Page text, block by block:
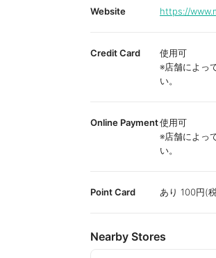
Website https://
Credit Card
使用可
※店舗によっ
い。
Online Payment使用可
※店舗によっ
い。
Point Card あり 100円(
Nearby Stores